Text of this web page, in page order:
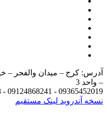
3
09365452019 - 09124868241 -
آندرویدلینک مستقیم